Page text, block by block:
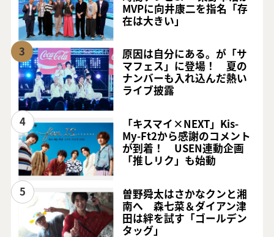
MVPに向井康二を指名「存
在は大きい」
3
原因は自分にある。が「サ
マフェス」に登場！ 夏の
ナンバーも入れ込んだ熱い
ライブ披露
4
「キスマイ×NEXT」Kis-
My-Ft2から感謝のコメント
が到着！ USEN連動企画
「推しリク」も始動
5
曽野舜太はさかなクンと湘
南へ 森七菜＆ダイアン津
田は絆を試す「ゴールデン
タッグ」